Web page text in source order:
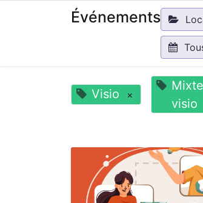
Événements
Visio ×
visio